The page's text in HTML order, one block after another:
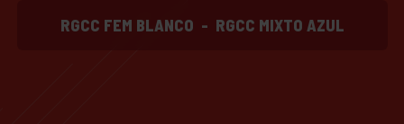
RGCC FEM BLANCO - RGCC MIXTO AZUL